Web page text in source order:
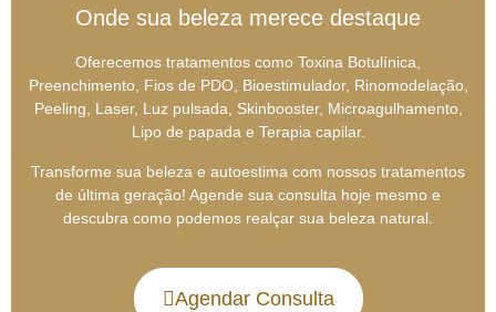
Onde sua beleza merece destaque
Oferecemos tratamentos como Toxina Botulínica,
Preenchimento, Fios de PDO, Bioestimulador, Rinomodelação,
Peeling, Laser, Luz pulsada, Skinbooster, Microagulhamento,
Lipo de papada e Terapia capilar.
Transforme sua beleza e autoestima com nossos tratamentos
de última geração! Agende sua consulta hoje mesmo e
descubra como podemos realçar sua beleza natural.
Agendar Consulta